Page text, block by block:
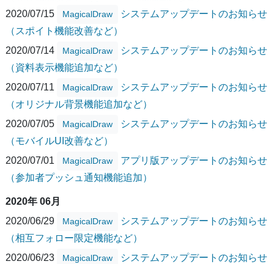
2020/07/15
MagicalDraw
システムアップデートのお知らせ
（スポイト機能改善など）
2020/07/14
MagicalDraw
システムアップデートのお知らせ
（資料表示機能追加など）
2020/07/11
MagicalDraw
システムアップデートのお知らせ
（オリジナル背景機能追加など）
2020/07/05
MagicalDraw
システムアップデートのお知らせ
（モバイルUI改善など）
2020/07/01
MagicalDraw
アプリ版アップデートのお知らせ
（参加者プッシュ通知機能追加）
2020年 06月
2020/06/29
MagicalDraw
システムアップデートのお知らせ
（相互フォロー限定機能など）
2020/06/23
MagicalDraw
システムアップデートのお知らせ